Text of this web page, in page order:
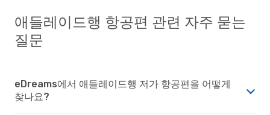
애들레이드행 항공편 관련 자주 묻는
질문
eDreams에서 애들레이드행 저가 항공편을 어떻게
찾나요?